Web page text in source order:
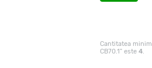
Cantitatea
CB70.1" este4.